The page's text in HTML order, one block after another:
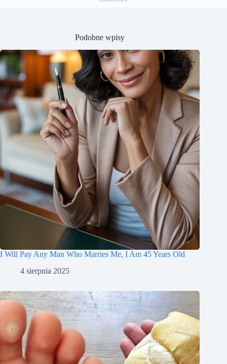
Podobne wpisy
I Will Pay Any Man Who Marries Me, I Am 45 Years Old
4 sierpnia 2025